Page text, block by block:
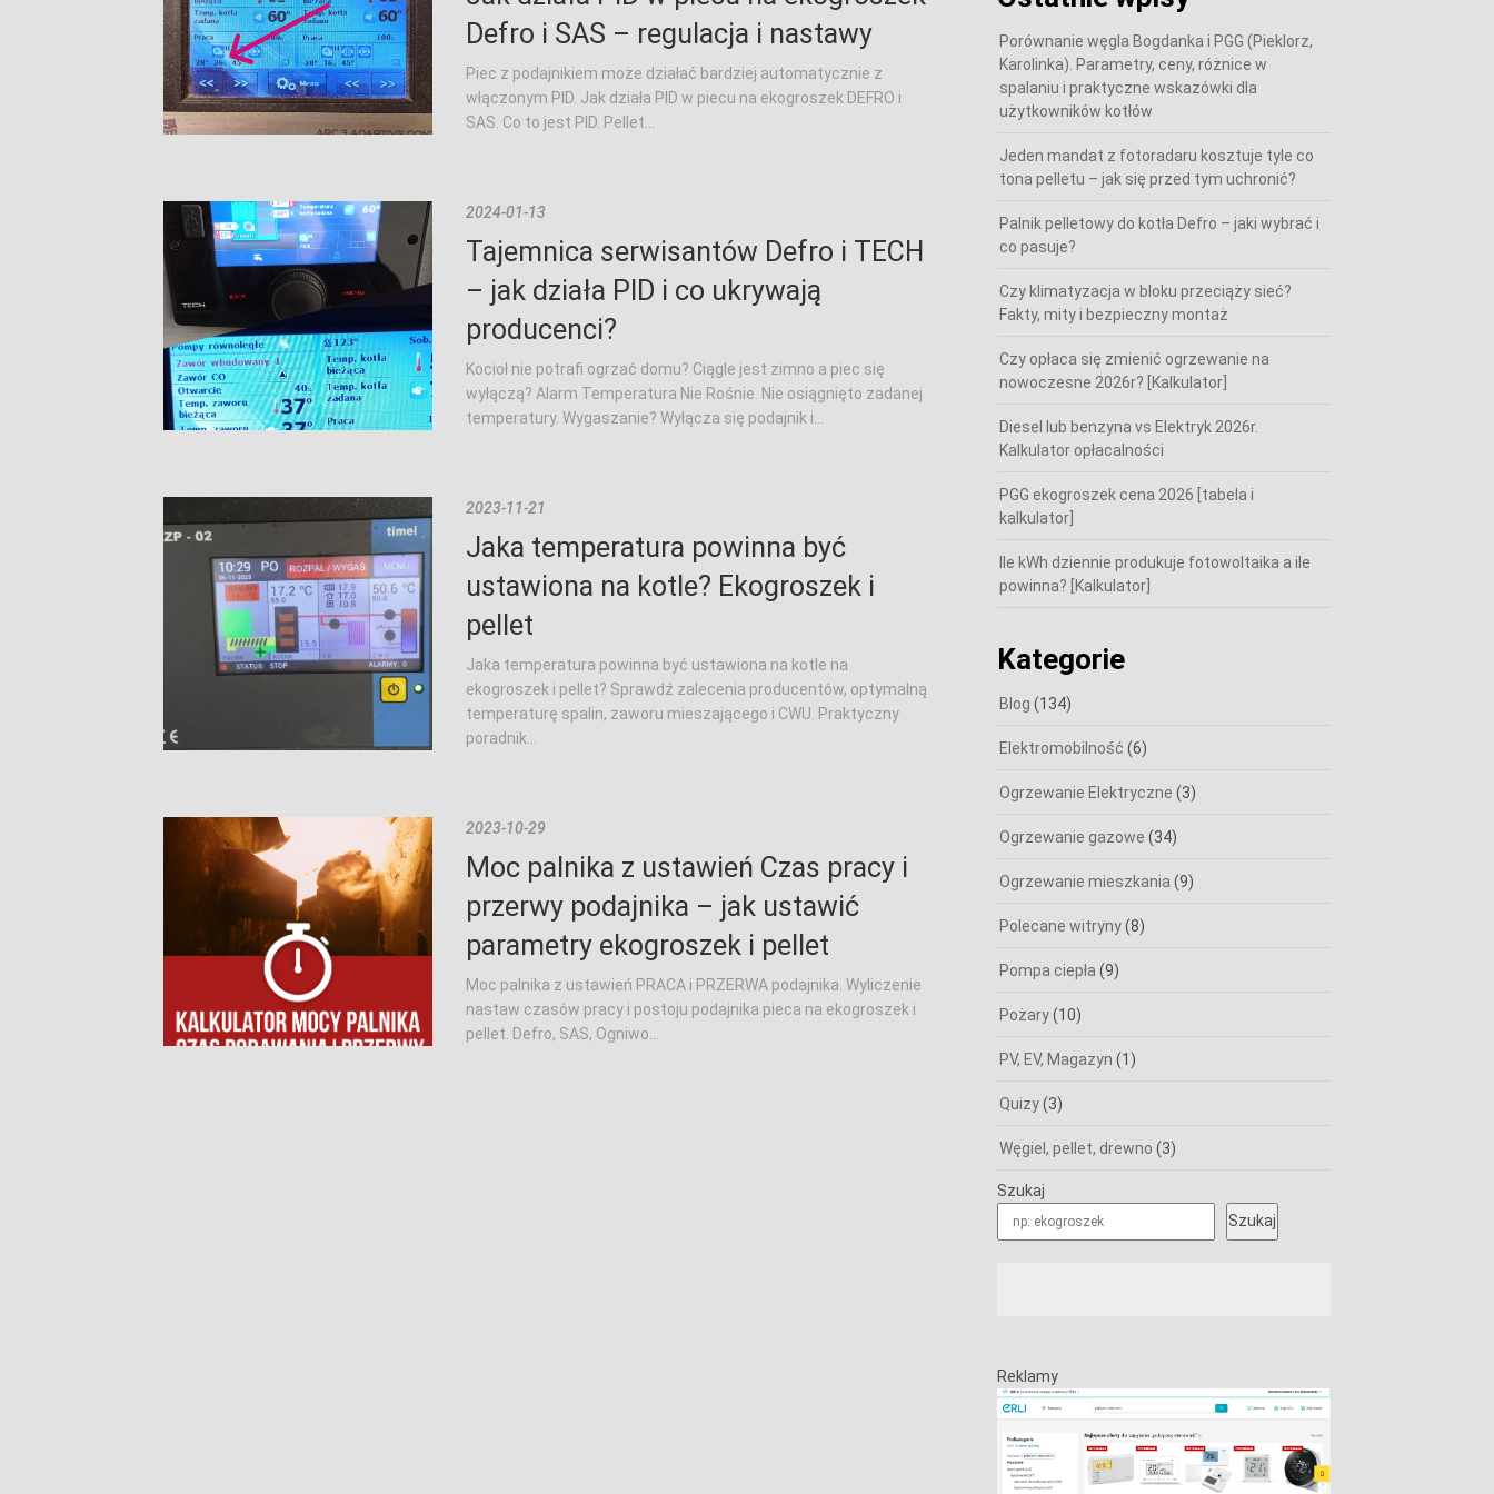
Defro i SAS – regulacja i nastawy
Piec z podajnikiem może działać bardziej automatycznie z
włączonym PID. Jak działa PID w piecu na ekogroszek DEFRO i
SAS. Co to jest PID. Pellet...
2024-01-13
Tajemnica serwisantów Defro i TECH
– jak działa PID i co ukrywają
producenci?
Kocioł nie potrafi ogrzać domu? Ciągle jest zimno a piec się
wyłączą? Alarm Temperatura Nie Rośnie. Nie osiągnięto zadanej
temperatury. Wygaszanie? Wyłącza się podajnik i...
2023-11-21
Jaka temperatura powinna być
ustawiona na kotle? Ekogroszek i
pellet
Jaka temperatura powinna być ustawiona na kotle na
ekogroszek i pellet? Sprawdź zalecenia producentów, optymalną
temperaturę spalin, zaworu mieszającego i CWU. Praktyczny
poradnik...
2023-10-29
Moc palnika z ustawień Czas pracy i
przerwy podajnika – jak ustawić
parametry ekogroszek i pellet
Moc palnika z ustawień PRACA i PRZERWA podajnika. Wyliczenie
nastaw czasów pracy i postoju podajnika pieca na ekogroszek i
pellet. Defro, SAS, Ogniwo...
Porównanie węgla Bogdanka i PGG (Pieklorz,
Karolinka). Parametry, ceny, różnice w
spalaniu i praktyczne wskazówki dla
użytkowników kotłów
Jeden mandat z fotoradaru kosztuje tyle co
tona pelletu – jak się przed tym uchronić?
Palnik pelletowy do kotła Defro – jaki wybrać i
co pasuje?
Czy klimatyzacja w bloku przeciąży sieć?
Fakty, mity i bezpieczny montaż
Czy opłaca się zmienić ogrzewanie na
nowoczesne 2026r? [Kalkulator]
Diesel lub benzyna vs Elektryk 2026r.
Kalkulator opłacalności
PGG ekogroszek cena 2026 [tabela i
kalkulator]
Ile kWh dziennie produkuje fotowoltaika a ile
powinna? [Kalkulator]
Kategorie
Blog (134)
Elektromobilność (6)
Ogrzewanie Elektryczne (3)
Ogrzewanie gazowe (34)
Ogrzewanie mieszkania (9)
Polecane witryny(8)
Pompa ciepła (9)
Pożary(10)
PV, EV, Magazyn (1)
Quizy(3)
Węgiel, pellet, drewno (3)
Szukaj
Szukaj
Reklamy